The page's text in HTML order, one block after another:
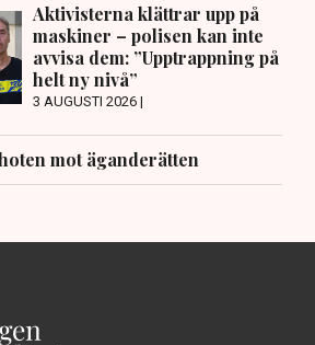
Aktivisterna klättrar upp på
maskiner – polisen kan inte
avvisa dem: ”Upptrappning på
helt ny nivå”
3 AUGUSTI 2026 |
mot äganderätten